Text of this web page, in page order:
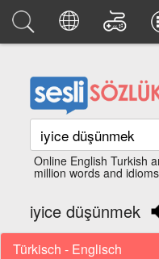
Online English Turkish
million words and
iyice düşünmek
Türkisch - Englisch